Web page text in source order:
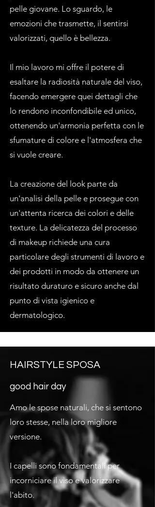
pelle giovane. Lo sguardo, le
emozioni che trasmette, il sentirsi
valorizzati, quello è bellezza.
Il mio lavoro mi offre il potere di
esaltare la radiosità naturale del viso,
facendo emergere quei dettagli che
lo rendono inconfondibile ed unico,
ottenendo un'armonia perfetta con le
sfumature di colore e l'atmosfera che
si vuole creare.
La creazione del look parte da
un'analisi della pelle e prosegue con
un'attenta ricerca dei colori e delle
texture. La delicatezza del processo
di makeup richiede una cura
particolare degli strumenti di lavoro e
dei prodotti in modo da ottenere un
risultato duraturo e sicuro anche dal
punto di vista igienico e
dermatologico.
HAIRSTYLE SPOSA
good hair day
Amo le spose naturali, che si sentono
loro stesse, nella loro migliore
versione.
I capelli sono fondamentali per
incorniciare il viso e valorizzare
l'abito.